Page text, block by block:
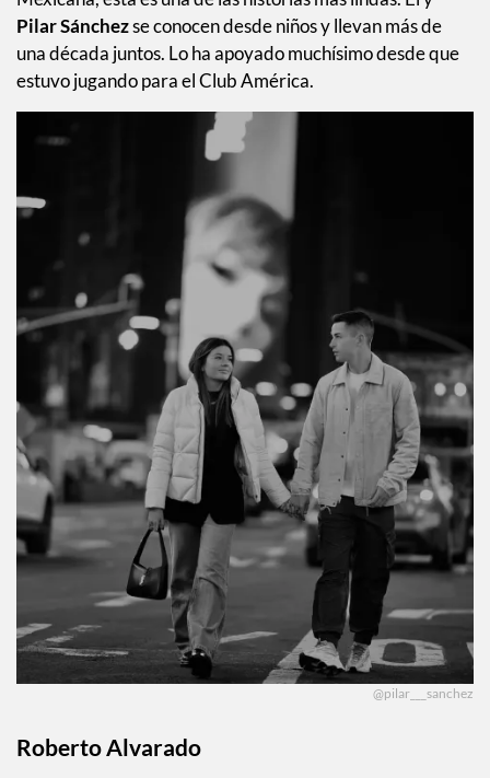
Pilar Sánchezse conocen desde niños y llevan más de
una década juntos. Lo ha apoyado muchísimo desde que
estuvo jugando para el Club América.
@pilar___sanchez
Roberto Alvarado